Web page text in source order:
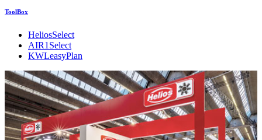
ToolBox
HeliosSelect
AIR1Select
KWLeasyPlan